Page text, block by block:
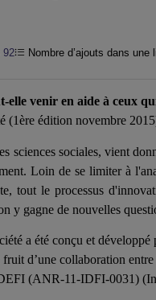
92 Nombre d’ajouts dans une
elle venir en aide à ceux
(1ère édition novembre
sciences sociales, vient
Loin de se limiter à
tout le processus
y gagne de nouvelles
a été conçu et
d’une collaboration
(ANR-11-IDFI-0031)